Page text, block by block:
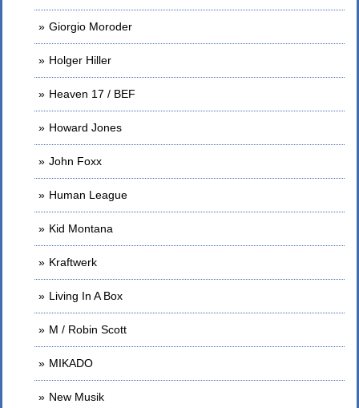
Giorgio Moroder
Holger Hiller
Heaven 17 / BEF
Howard Jones
John Foxx
Human League
Kid Montana
Kraftwerk
Living In A Box
M / Robin Scott
MIKADO
New Musik